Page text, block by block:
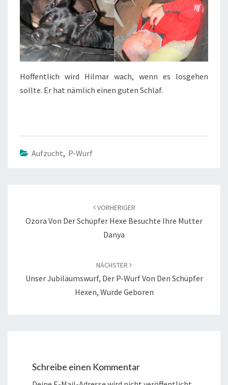
Hoffentlich wird Hilmar wach, wenn es losgehen
sollte. Er hat nämlich einen guten Schlaf.
Aufzucht, P-Wurf
VORHERIGER
Ozora Von Der Schüpfer Hexe Besuchte Ihre Mutter
Danya
NÄCHSTER
Unser Jubiläumswurf, Der P-Wurf Von Den Schüpfer
Hexen, Wurde Geboren
Schreibe einen Kommentar